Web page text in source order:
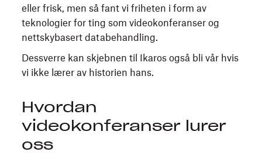
eller frisk, men så fant vi friheten i form av
teknologier for ting som videokonferanser og
nettskybasert databehandling.
Dessverre kan skjebnen til Ikaros også bli vår hvis
vi ikke lærer av historien hans.
Hvordan
videokonferanser lurer
oss